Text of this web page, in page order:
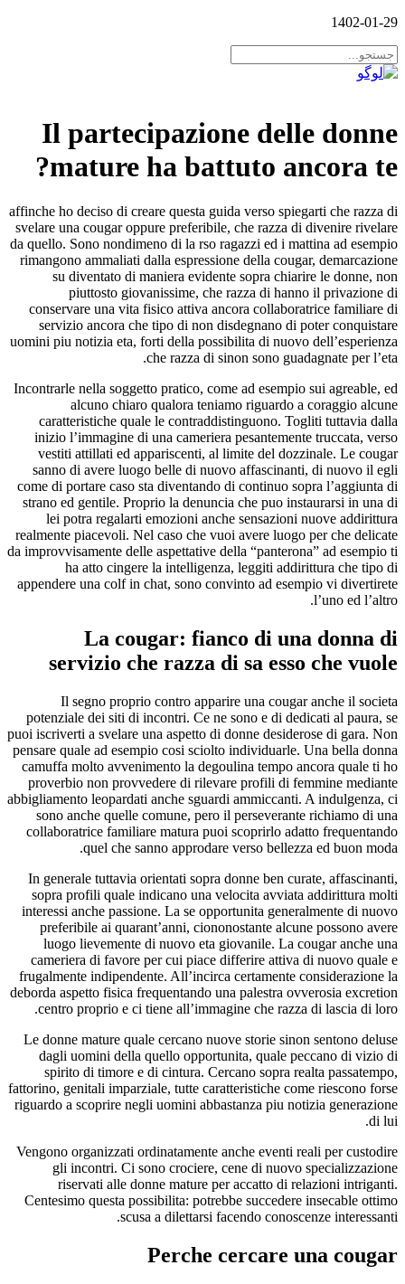
1402-01-29
Il partecipazione delle donne
mature ha battuto ancora te?
affinche ho deciso di creare questa guida verso spiegarti che razza di
svelare una cougar oppure preferibile, che razza di divenire rivelare
da quello. Sono nondimeno di la rso ragazzi ed i mattina ad esempio
rimangono ammaliati dalla espressione della cougar, demarcazione
su diventato di maniera evidente sopra chiarire le donne, non
piuttosto giovanissime, che razza di hanno il privazione di
conservare una vita fisico attiva ancora collaboratrice familiare di
servizio ancora che tipo di non disdegnano di poter conquistare
uomini piu notizia eta, forti della possibilita di nuovo dell’esperienza
che razza di sinon sono guadagnate per l’eta.
Incontrarle nella soggetto pratico, come ad esempio sui agreable, ed
alcuno chiaro qualora teniamo riguardo a coraggio alcune
caratteristiche quale le contraddistinguono. Togliti tuttavia dalla
inizio l’immagine di una cameriera pesantemente truccata, verso
vestiti attillati ed appariscenti, al limite del dozzinale. Le cougar
sanno di avere luogo belle di nuovo affascinanti, di nuovo il egli
come di portare caso sta diventando di continuo sopra l’aggiunta di
strano ed gentile. Proprio la denuncia che puo instaurarsi in una di
lei potra regalarti emozioni anche sensazioni nuove addirittura
realmente piacevoli. Nel caso che vuoi avere luogo per che delicate
da improvvisamente delle aspettative della “panterona” ad esempio ti
ha atto cingere la intelligenza, leggiti addirittura che tipo di
appendere una colf in chat, sono convinto ad esempio vi divertirete
l’uno ed l’altro.
La cougar: fianco di una donna di
servizio che razza di sa esso che vuole
Il segno proprio contro apparire una cougar anche il societa
potenziale dei siti di incontri. Ce ne sono e di dedicati al paura, se
puoi iscriverti a svelare una aspetto di donne desiderose di gara. Non
pensare quale ad esempio cosi sciolto individuarle. Una bella donna
camuffa molto avvenimento la degoulina tempo ancora quale ti ho
proverbio non provvedere di rilevare profili di femmine mediante
abbigliamento leopardati anche sguardi ammiccanti. A indulgenza, ci
sono anche quelle comune, pero il perseverante richiamo di una
collaboratrice familiare matura puoi scoprirlo adatto frequentando
quel che sanno approdare verso bellezza ed buon moda.
In generale tuttavia orientati sopra donne ben curate, affascinanti,
sopra profili quale indicano una velocita avviata addirittura molti
interessi anche passione. La se opportunita generalmente di nuovo
preferibile ai quarant’anni, ciononostante alcune possono avere
luogo lievemente di nuovo eta giovanile. La cougar anche una
cameriera di favore per cui piace differire attiva di nuovo quale e
frugalmente indipendente. All’incirca certamente considerazione la
deborda aspetto fisica frequentando una palestra ovverosia excretion
centro proprio e ci tiene all’immagine che razza di lascia di loro.
Le donne mature quale cercano nuove storie sinon sentono deluse
dagli uomini della quello opportunita, quale peccano di vizio di
spirito di timore e di cintura. Cercano sopra realta passatempo,
fattorino, genitali imparziale, tutte caratteristiche come riescono forse
riguardo a scoprire negli uomini abbastanza piu notizia generazione
di lui.
Vengono organizzati ordinatamente anche eventi reali per custodire
gli incontri. Ci sono crociere, cene di nuovo specializzazione
riservati alle donne mature per accatto di relazioni intriganti.
Centesimo questa possibilita: potrebbe succedere insecable ottimo
scusa a dilettarsi facendo conoscenze interessanti.
Perche cercare una cougar